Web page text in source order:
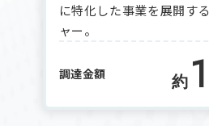
に特化した事業を展開す
ャー。
調達金額 約